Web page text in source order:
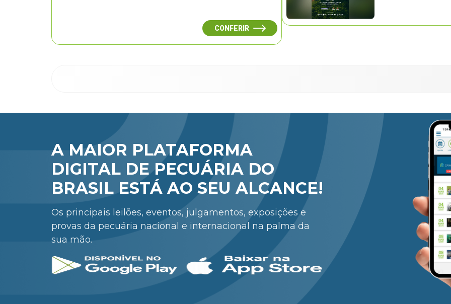
CONFERIR
A MAIOR PLATAFORMA
DIGITAL DE PECUÁRIA DO
BRASIL ESTÁ AO SEU ALCANCE!
Os principais leilões, eventos, julgamentos, exposições e
provas da pecuária nacional e internacional na palma da
sua mão.